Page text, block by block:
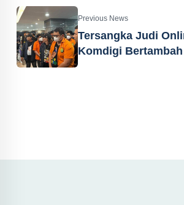
Previous News
Tersangka Judi
Komdigi